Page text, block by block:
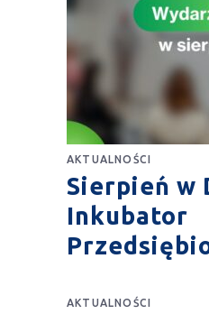
AKTUALNOŚCI
Sierpień w
Inkubator
AKTUALNOŚCI